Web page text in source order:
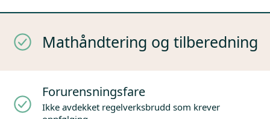
Mathåndtering og tilberedning
Forurensningsfare
Ikke avdekket regelverksbrudd som krever